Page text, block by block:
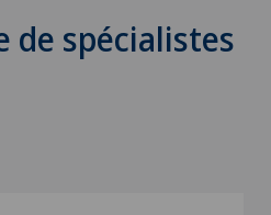
de spécialistes